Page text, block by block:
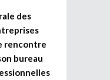
des
rencontre
bureau